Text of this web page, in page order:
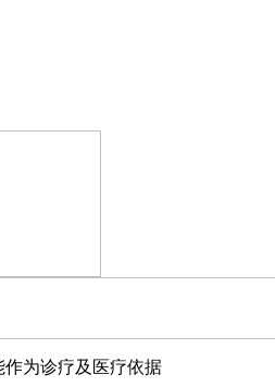
为诊疗及医疗依据